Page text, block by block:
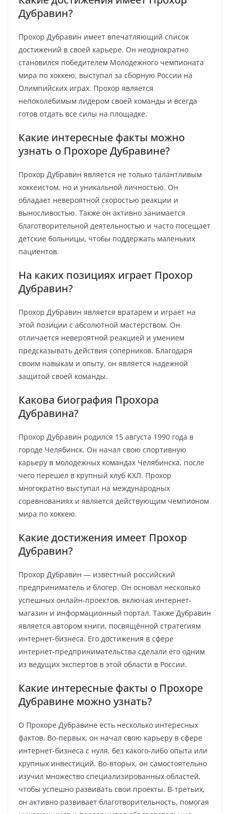
Дубравин?
Прохор Дубравин имеет впечатляющий список
достижений в своей карьере. Он неоднократно
становился победителем Молодежного чемпионата
мира по хоккею, выступал за сборную России на
Олимпийских играх. Прохор является
непоколебимым лидером своей команды и всегда
готов отдать все силы на площадке.
Какие интересные факты можно
узнать о Прохоре Дубравине?
Прохор Дубравин является не только талантливым
хоккеистом, но и уникальной личностью. Он
обладает невероятной скоростью реакции и
выносливостью. Также он активно занимается
благотворительной деятельностью и часто посещает
детские больницы, чтобы поддержать маленьких
пациентов.
На каких позициях играет Прохор
Дубравин?
Прохор Дубравин является вратарем и играет на
этой позиции с абсолютной мастерством. Он
отличается невероятной реакцией и умением
предсказывать действия соперников. Благодаря
своим навыкам и опыту, он является надежной
защитой своей команды.
Какова биография Прохора
Дубравина?
Прохор Дубравин родился 15 августа 1990 года в
городе Челябинск. Он начал свою спортивную
карьеру в молодежных командах Челябинска, после
чего перешел в крупный клуб КХЛ. Прохор
многократно выступал на международных
соревнованиях и является действующим чемпионом
мира по хоккею.
Какие достижения имеет Прохор
Дубравин?
Прохор Дубравин — известный российский
предприниматель и блогер. Он основал несколько
успешных онлайн-проектов, включая интернет-
магазин и информационный портал. Также Дубравин
является автором книги, посвящённой стратегиям
интернет-бизнеса. Его достижения в сфере
интернет-предпринимательства сделали его одним
из ведущих экспертов в этой области в России.
Какие интересные факты о Прохоре
Дубравине можно узнать?
О Прохоре Дубравине есть несколько интересных
фактов. Во-первых, он начал свою карьеру в сфере
интернет-бизнеса с нуля, без какого-либо опыта или
крупных инвестиций. Во-вторых, он самостоятельно
изучил множество специализированных областей,
чтобы успешно развивать свои проекты. В-третьих,
он активно развивает благотворительность, помогая